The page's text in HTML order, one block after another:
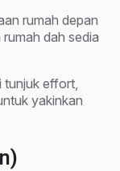
rumah depan
dah sedia
tunjuk effort,
yakinkan